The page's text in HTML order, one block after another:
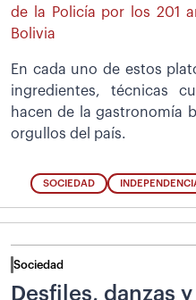
de la Policía por los 201
Bolivia
En cada uno de estos
ingredientes, técnicas
hacen de la gastronomía
orgullos del país.
SOCIEDAD
Sociedad
Desfiles, danzas